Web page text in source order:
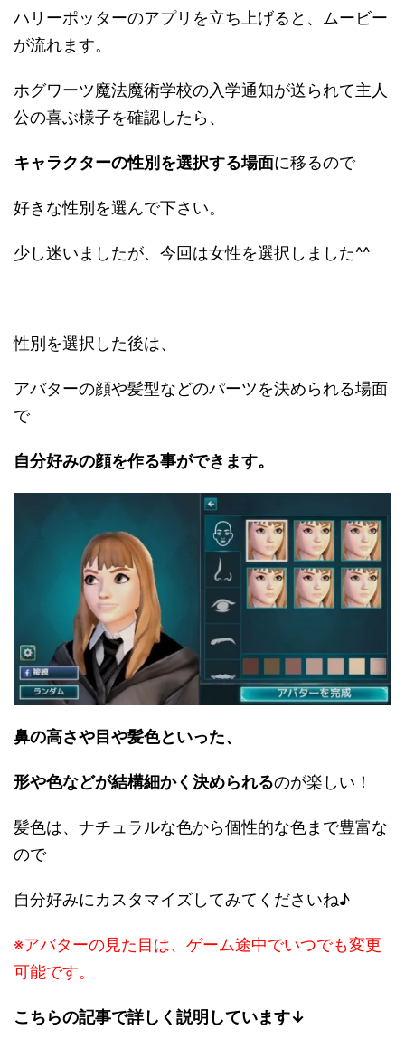
ハリーポッターのアプリを立ち上げると、ムービー
が流れます。
ホグワーツ魔法魔術学校の入学通知が送られて主人
公の喜ぶ様子を確認したら、
キャラクターの性別を選択する場面に移るので
好きな性別を選んで下さい。
少し迷いましたが、今回は女性を選択しました^^
性別を選択した後は、
アバターの顔や髪型などのパーツを決められる場面
で
自分好みの顔を作る事ができます。
鼻の高さや目や髪色といった、
形や色などが結構細かく決められるのが楽しい！
髪色は、ナチュラルな色から個性的な色まで豊富な
ので
自分好みにカスタマイズしてみてくださいね♪
※アバターの見た目は、ゲーム途中でいつでも変更
可能です。
こちらの記事で詳しく説明しています↓